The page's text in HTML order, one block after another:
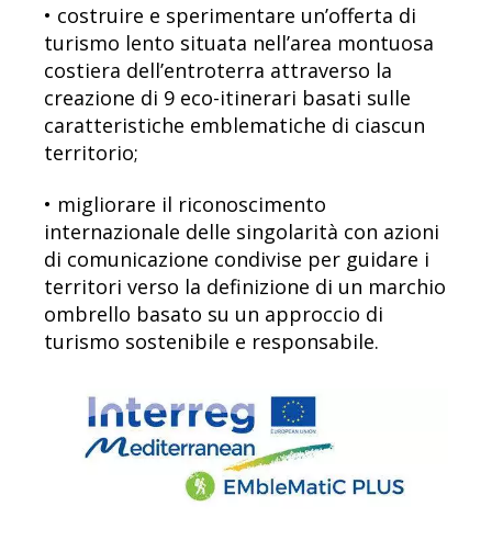
• costruire e sperimentare un’offerta di
turismo lento situata nell’area montuosa
costiera dell’entroterra attraverso la
creazione di 9 eco-itinerari basati sulle
caratteristiche emblematiche di ciascun
territorio;
• migliorare il riconoscimento
internazionale delle singolarità con azioni
di comunicazione condivise per guidare i
territori verso la definizione di un marchio
ombrello basato su un approccio di
turismo sostenibile e responsabile.